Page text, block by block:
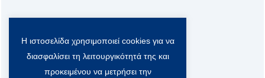
F
a
T
w
i
L
i
n
Y
o
u
Viber Community:
Η ιστοσελίδα χρησιμοποιεί cookies για να
διασφαλίσει τη λειτουργικότητά της και
προκειμένου να μετρήσει την